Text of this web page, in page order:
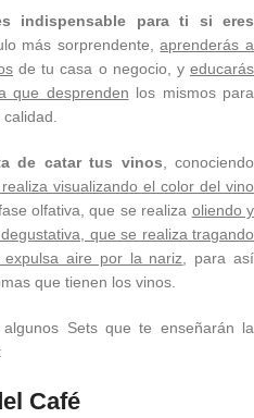
indispensable para ti si eres
más sorprendente,aprenderás a
de tu casa o negocio, yeducarás
que desprenden los mismos para
de catar tus vinos , conociendo
visualizando el color del vino
fase olfativa, que se realiza oliendo y
que se realiza tragando
aire por la nariz , para así
que tienen los vinos.
Sets que te enseñarán la
Café